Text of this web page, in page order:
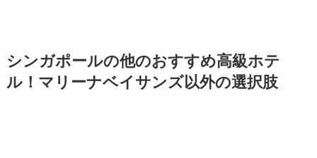
シンガポールの他のおすすめ高級ホテ
ル！マリーナベイサンズ以外の選択肢